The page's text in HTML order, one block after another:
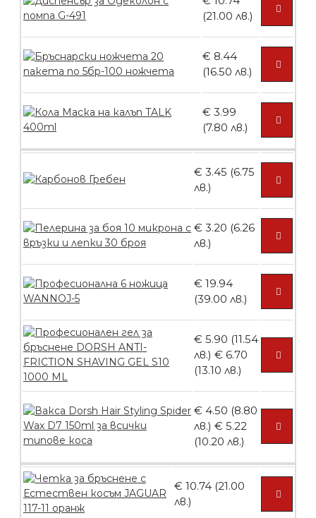
Контейнери за сваляне на гел лак 10
БЕЗПЛАТНО
Контейнери за сваляне на гел лак 5
броя
БЕЗПЛАТНО
Пластмасови предпазители за лак
БЕЗПЛАТНО
Ваничка за маникюр BMSPA1C
Пила тип ренде
(21.00 лв.)
€ 8.44
(16.50 лв.)
€ 3.99
(7.80 лв.)
€ 3.45 (6.75
лв.)
€ 3.20 (6.26
лв.)
€ 19.94
(39.00 лв.)
€ 5.90 (11.54
лв.) € 6.70
(13.10 лв.)
€ 4.50 (8.80
лв.) € 5.22
(10.20 лв.)
€ 10.74 (21.00
лв.)